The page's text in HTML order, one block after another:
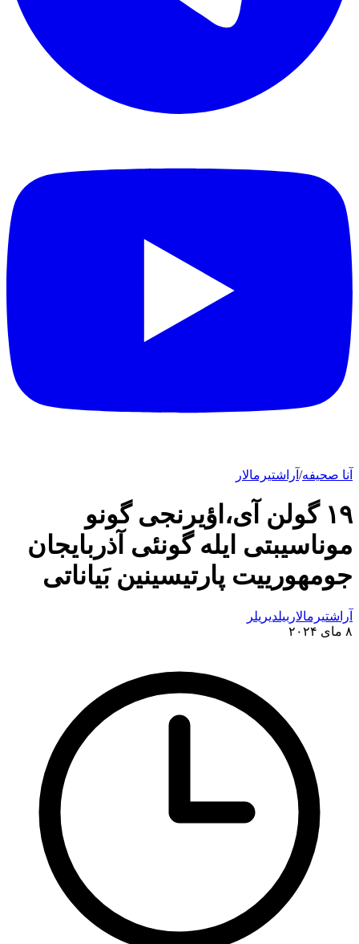
آنا صحیفه/ آراشتیرمالار
۱۹ گولن آی،اؤیرنجی گونو
موناسیبتی ایله گونئی آذربایجان
جومهورییت پارتیسینین بَیاناتی
آراشتیرمالار بیلدیریلر
۸ مای ۲۰۲۴